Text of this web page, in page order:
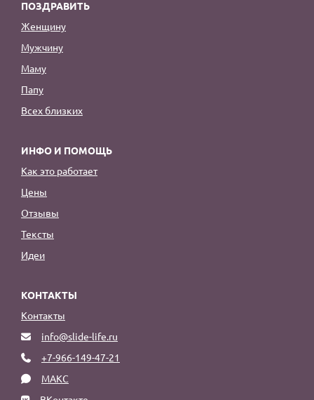
ПОЗДРАВИТЬ
Женщину
Мужчину
Маму
Папу
Всех близких
ИНФО И ПОМОЩЬ
Как это работает
Цены
Отзывы
Тексты
Идеи
КОНТАКТЫ
Контакты
info@slide-life.ru
+7-966-149-47-21
МАКС